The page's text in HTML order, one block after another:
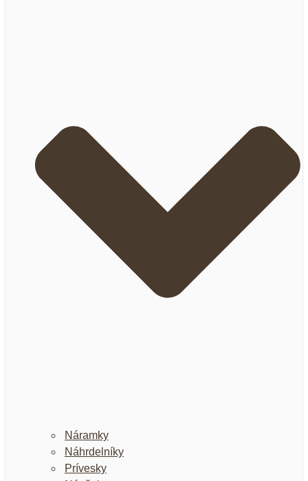
Náramky
Náhrdelníky
Prívesky